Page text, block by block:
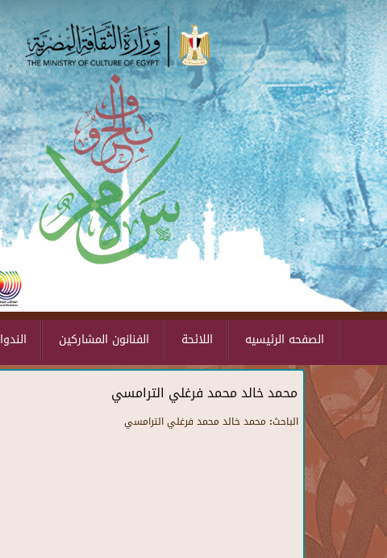
الفنانون المشاركين اللائحة الصفحه الرئيسيه
محمد خالد محمد فرغلي الترامسي
الباحث: محمد خالد محمد فرغلي الترامسي